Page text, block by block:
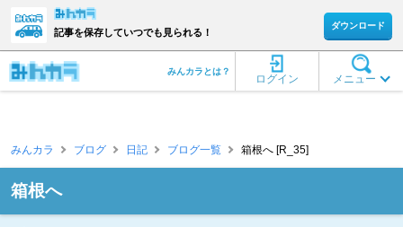
記事を保存していつでも見られる！
ダウンロード
メニュー
ログイン
みんカラとは？
みんカラ ブログ 日記 ブログ一覧 箱根へ [R_35]
箱根へ